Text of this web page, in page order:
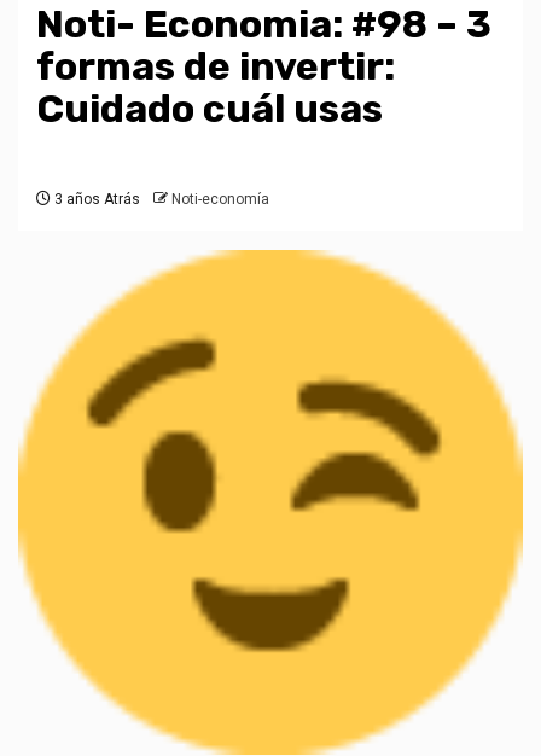
Noti- Economia: #98 – 3
formas de invertir:
Cuidado cuál usas
3 años Atrás Noti-economía